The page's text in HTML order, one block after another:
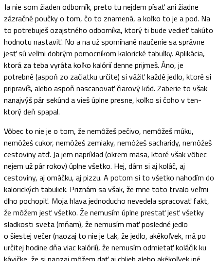
Ja nie som žiaden odborník, preto tu nejdem písať ani žiadne
zázračné poučky o tom, čo to znamená, a koľko to je a pod. Na
to potrebuješ ozajstného odborníka, ktorý ti bude vedieť takúto
hodnotu nastaviť. No a na už spomínané naučenie sa správne
jesť sú veľmi dobrým pomocníkom kalorické tabuľky. Aplikácia,
ktorá za teba vyráta koľko kalórií denne prijmeš. Áno, je
potrebné (aspoň zo začiatku určite) si vážiť každé jedlo, ktoré si
pripravíš, alebo aspoň nascanovať čiarový kód. Zaberie to však
nanajvýš pár sekúnd a vieš úplne presne, koľko si čoho v ten-
ktorý deň spapal.
Vôbec to nie je o tom, že nemôžeš pečivo, nemôžeš múku,
nemôžeš cukor, nemôžeš zemiaky, nemôžeš sacharidy, nemôžeš
cestoviny atď. Ja jem napríklad (okrem mäsa, ktoré však vôbec
nejem už pár rokov) úplne všetko. Hej, dám si aj koláč, aj
cestoviny, aj omáčku, aj pizzu. A potom si to všetko nahodím do
kalorických tabuliek. Priznám sa však, že mne toto trvalo veľmi
dlho pochopiť. Moja hlava jednoducho nevedela spracovať fakt,
že môžem jesť všetko. Že nemusím úplne prestať jesť všetky
sladkosti sveta (mňam), že nemusím mať posledné jedlo
o šiestej večer (naozaj to nie je tak, že jedlo, akékoľvek, má po
určitej hodine dňa viac kalórií), že nemusím odmietať koláčik ku